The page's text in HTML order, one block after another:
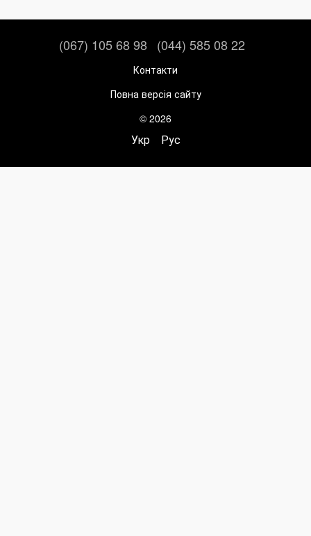
(067) 105 68 98 (044) 585 08 22
Контакти
Повна версія сайту
© 2026
Укр Рус